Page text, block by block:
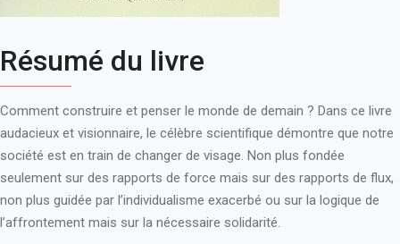
Résumé du livre
Comment construire et penser le monde de demain ? Dans ce livre
audacieux et visionnaire, le célèbre scientifique démontre que notre
société est en train de changer de visage. Non plus fondée
seulement sur des rapports de force mais sur des rapports de flux,
non plus guidée par l’individualisme exacerbé ou sur la logique de
l’affrontement mais sur la nécessaire solidarité.